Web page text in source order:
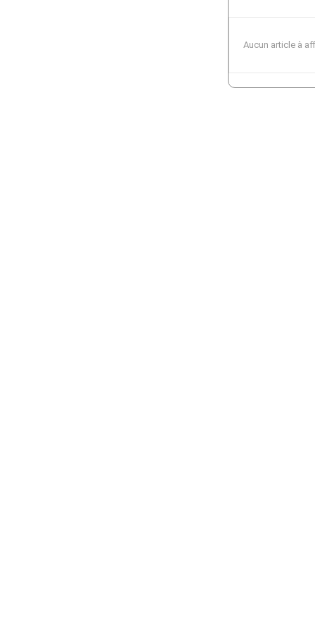
Aucun article à